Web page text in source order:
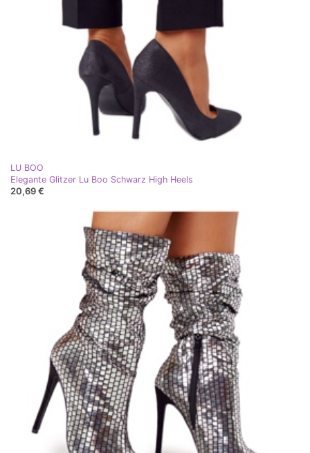
LU BOO
Elegante Glitzer Lu Boo Schwarz High Heels
20,69 €